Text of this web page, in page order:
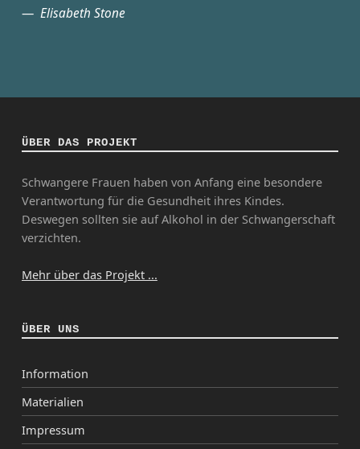
Elisabeth Stone
ÜBER DAS PROJEKT
Schwangere Frauen haben von Anfang eine besondere
Verantwortung für die Gesundheit ihres Kindes.
Deswegen sollten sie auf Alkohol in der Schwangerschaft
verzichten.
Mehr über das Projekt ...
ÜBER UNS
Information
Materialien
Impressum